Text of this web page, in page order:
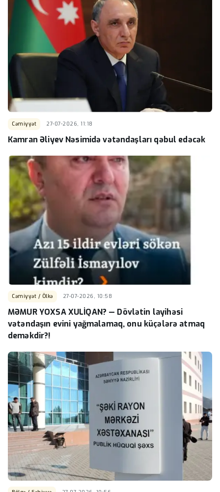
Cəmiyyət 27-07-2026, 11:18
Kamran Əliyev Nəsimidə vətəndaşları qəbul edəcək
Cəmiyyət / Ölkə 27-07-2026, 10:58
MƏMUR YOXSA XULİQAN? — Dövlətin layihəsi
vətəndaşın evini yağmalamaq, onu küçələrə atmaq
deməkdir?!